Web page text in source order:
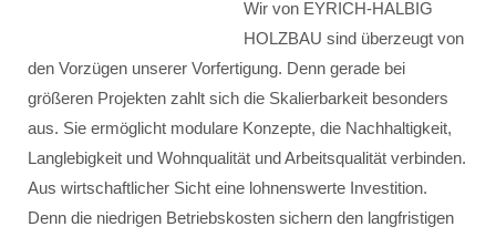
Wir von EYRICH-HALBIG
HOLZBAU sind überzeugt von
den Vorzügen unserer Vorfertigung. Denn gerade bei
größeren Projekten zahlt sich die Skalierbarkeit besonders
aus. Sie ermöglicht modulare Konzepte, die Nachhaltigkeit,
Langlebigkeit und Wohnqualität und Arbeitsqualität verbinden.
Aus wirtschaftlicher Sicht eine lohnenswerte Investition.
Denn die niedrigen Betriebskosten sichern den langfristigen